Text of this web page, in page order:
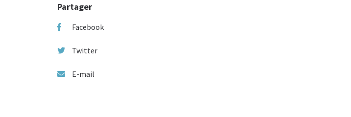
Partager
Facebook
Twitter
E-mail